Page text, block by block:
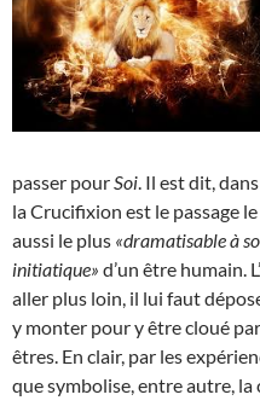
passer pour Soi . Il est dit,
la Crucifixion est le passage
aussi le plus «dramatisable à
initiatique» d’un être humain.
aller plus loin, il lui faut
y monter pour y être cloué
êtres. En clair, par les
que symbolise, entre autre, la